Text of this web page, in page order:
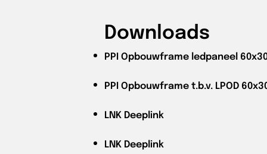
Downloads
PPIOpbouwframe ledpaneel
PPIOpbouwframe t.b.v. LPOD
LNK Deeplink
LNK Deeplink